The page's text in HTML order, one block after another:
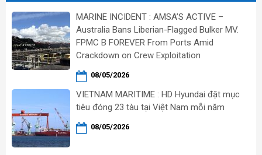
MARINE INCIDENT : AMSA’S ACTIVE –
Australia Bans Liberian-Flagged Bulker MV.
FPMC B FOREVER From Ports Amid
Crackdown on Crew Exploitation
08/05/2026
VIETNAM MARITIME : HD Hyundai đặt mục
tiêu đóng 23 tàu tại Việt Nam mỗi năm
08/05/2026